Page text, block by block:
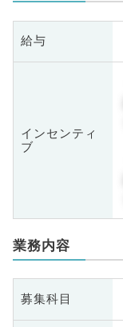
給与
インセンティ
ブ
業務内容
募集科目